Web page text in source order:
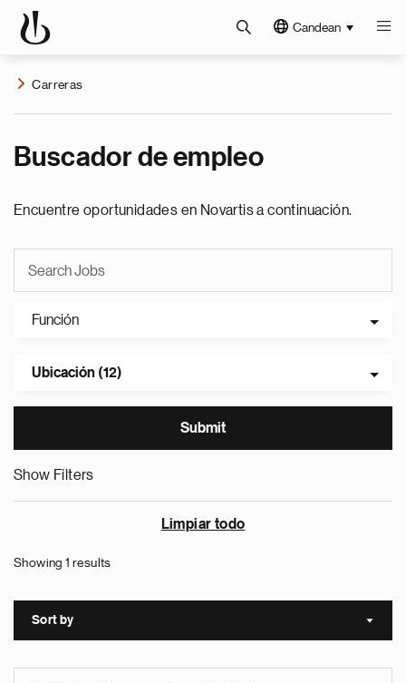
Candean
Carreras
Buscador de empleo
Encuentre oportunidades en Novartis a continuación.
Función
Ubicación (12)
Show Filters
Limpiar todo
Showing 1 results
Sort by Sort